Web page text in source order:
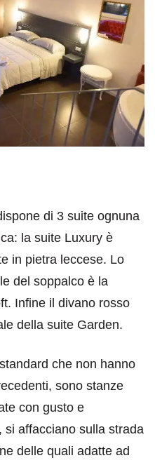
di 3 suite ognuna
la suite Luxury è
in pietra leccese. Lo
del soppalco è la
Infine il divano rosso
della suite Garden.
che non hanno
sono stanze
con gusto e
si affacciano sulla strada
delle quali adatte ad